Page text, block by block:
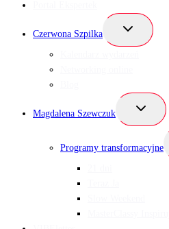
Czerwona Szpilka
Przełącz
podrzędne
Magdalena Szewczuk
Przełącz
podrzędne
Programy transformacyjne